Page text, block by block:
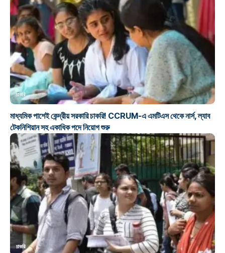
চাকরি
মাধ্যমিক পাশেই কেন্দ্রীয় সরকারি চাকরি! CCRUM-এ এমটিএস থেকে নার্স, ল্যাব
টেকনিশিয়ান সহ একাধিক পদে নিয়োগ শুরু
চাকরি